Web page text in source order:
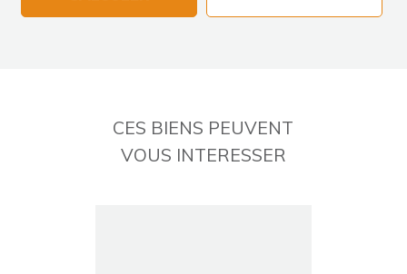
CES BIENS PEUVENT
VOUS INTERESSER